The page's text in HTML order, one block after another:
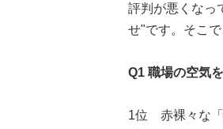
評判が悪くなっ
せ"です。そこ
Q1 職場の空気
1位 赤裸々な